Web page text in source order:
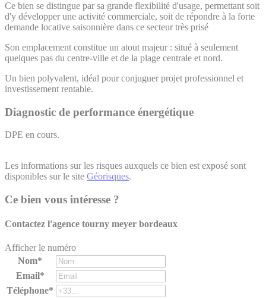
Ce bien se distingue par sa grande flexibilité d'usage, permettant soit
d'y développer une activité commerciale, soit de répondre à la forte
demande locative saisonnière dans ce secteur très prisé
Son emplacement constitue un atout majeur : situé à seulement
quelques pas du centre-ville et de la plage centrale et nord.
Un bien polyvalent, idéal pour conjuguer projet professionnel et
investissement rentable.
Diagnostic de performance énergétique
DPE en cours.
Les informations sur les risques auxquels ce bien est exposé sont
disponibles sur le site Géorisques.
Ce bien vous intéresse ?
Contactez l'agence tourny meyer bordeaux
Afficher le numéro
Nom*
Email*
Téléphone*